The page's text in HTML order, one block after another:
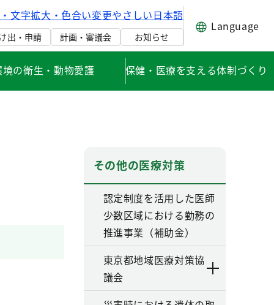
文字拡大・色合い変更やさしい日本語
出・申請 計画・審議会 お知らせ
Language
の衛生・動物愛護 保健・医療を支える体制づくり
その他の医療対策
認定制度を活用した医師
少数区域における勤務の
推進事業（補助金）
東京都地域医療対策協
議会